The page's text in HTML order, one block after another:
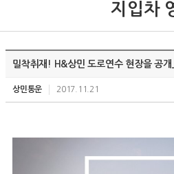
지입차
밀착취재! H&상민 도로연수 현장을 공
상민통운 2017.11.21